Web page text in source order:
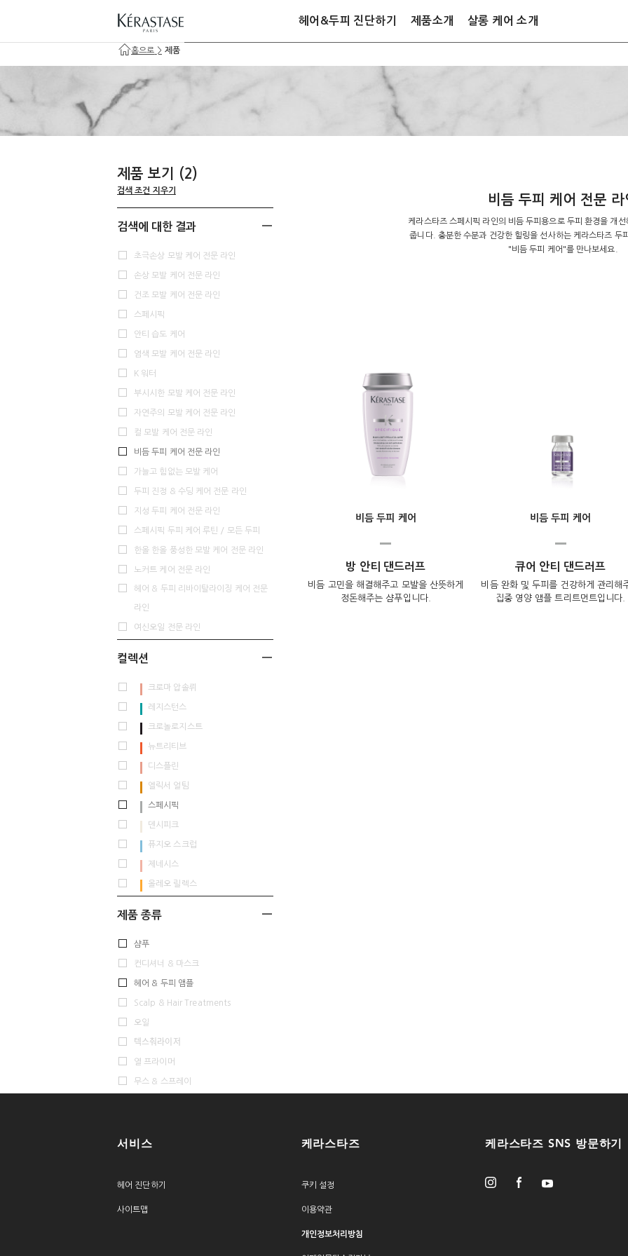
헤어&두피 진단하기 제품소개 살롱 케어 소개
홈으로 > 제품
제품 보기 (2)
검색 조건 지우기
검색에 대한 결과
초극손상 모발 케어 전문 라인
손상 모발 케어 전문 라인
건조 모발 케어 전문 라인
스페시픽
안티 습도 케어
염색 모발 케어 전문 라인
K 워터
부시시한 모발 케어 전문 라인
자연주의 모발 케어 전문 라인
컬 모발 케어 전문 라인
비듬 두피 케어 전문 라인
가늘고 힘없는 모발 케어
두피 진정 & 수딩 케어 전문 라인
지성 두피 케어 전문 라인
스페시픽 두피 케어 루틴 / 모든 두피
한올 한올 풍성한 모발 케어 전문 라인
노커트 케어 전문 라인
헤어 & 두피 리바이탈라이징 케어 전문
라인
여신오일 전문 라인
컬렉션
크로마 압솔뤼
레지스턴스
크로놀로지스트
뉴트리티브
디스플린
엘릭서 얼팀
스페시픽
덴시피크
퓨지오 스크럽
제네시스
올레오 릴렉스
제품 종류
샴푸
컨디셔너 & 마스크
헤어 & 두피 앰플
Scalp & Hair Treatments
오일
텍스춰라이저
열 프라이머
무스 & 스프레이
비듬 두피 케어 전문 라
케라스타즈 스페시픽 라인의 비듬 두피용으로 두피 환경을 개
줍니다. 충분한 수분과 건강한 힐링을 선사하는 케라스타즈 두
"비듬 두피 케어"를 만나보세요.
비듬 두피 케어
방 안티 댄드러프
비듬 고민을 해결해주고 모발을 산뜻하게
정돈해주는 샴푸입니다.
비듬 두피 케어
큐어 안티 댄드러프
비듬 완화 및 두피를 건강하게 관리해
집중 영양 앰플 트리트먼트입니다.
서비스
헤어 진단하기
사이트맵
케라스타즈
쿠키 설정
이용약관
개인정보처리방침
케라스타즈 SNS 방문하기